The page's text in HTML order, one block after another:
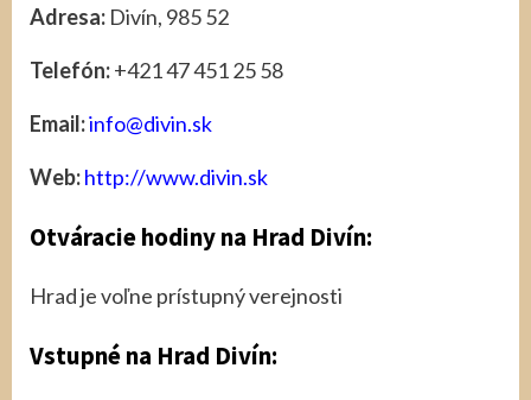
Adresa: Divín, 985 52
Telefón:+421 47 451 25 58
Email:info@divin.sk
Web:http://www.divin.sk
Otváracie hodiny na Hrad Divín:
Hrad je voľne prístupný verejnosti
Vstupné na Hrad Divín: